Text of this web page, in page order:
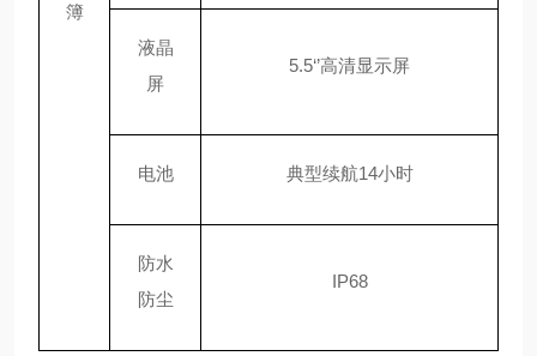
簿
液晶
屏
5.5‘’高清显示屏
电池 典型续航14小时
防水
防尘
IP68